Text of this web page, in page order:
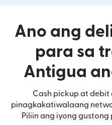
Ano ang
para sa
Antigua
Cash pickup at debit
pinagkakatiwalaang
Piliin ang iyong